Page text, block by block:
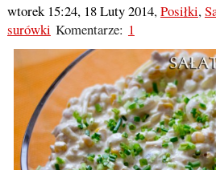
wtorek 15:24, 18 Luty 2014,Posiłki,
surówki Komentarze: 1